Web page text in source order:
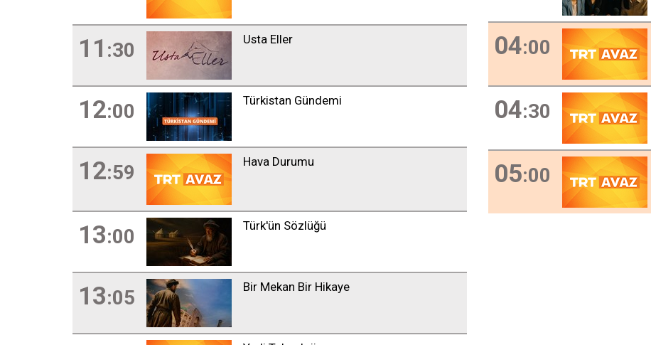
11 :30 Usta Eller
12:00 Türkistan Gündemi
12:59 Hava Durumu
13:00 Türk'ün Sözlüğü
13:05 Bir Mekan Bir Hikaye
04:00
04:30
05:00